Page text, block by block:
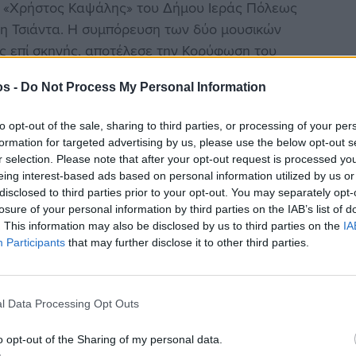
- Do Not Process My Personal Information
opt-out of the sale, sharing to third parties, or processing of your
for targeted advertising by us, please use the below opt-out
selection. Please note that after your opt-out request is processed
interest-based ads based on personal information utilized by us
to third parties prior to your opt-out. You may separately
of your personal information by third parties on the IAB’s list of
This information may also be disclosed by us to third parties on the
Participants that may further disclose it to other third parties.
Data Processing Opt Outs
opt-out of the Sharing of my personal data.
«Χρήστος Καψάλης» του Δήμου Ιεράς Πόλεως
Τσιάντα. Η συμπόρευση των δύο μουσικών
επί σκηνής, αποτέλεσε την Κορύφωση του
χειροκρότημα που ακολούθησε.
Ύμνου και την βράβευση των
την τελετή.
Μητροπολίτης Αιτωλίας και
Αιτωλοακαρνανίας Θανάσης Μαυρομμάτης,
Παναγιώτης Τσιχριτζής, Αντιδήμαρχοι και μέλη
και συλλόγων, καθώς και πλήθος δημοτών.